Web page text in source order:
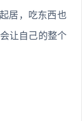
居，吃东西也
让自己的整个